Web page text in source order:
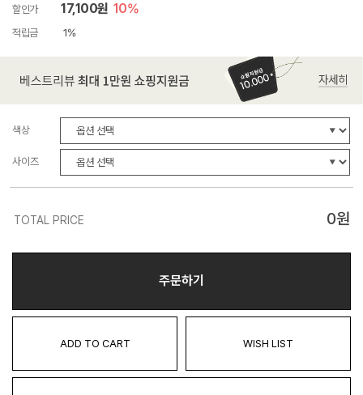
할인가
17,100원 10%
적립금 1%
색상
사이즈
TOTAL PRICE 0원
주문하기
ADD TO CART WISH LIST